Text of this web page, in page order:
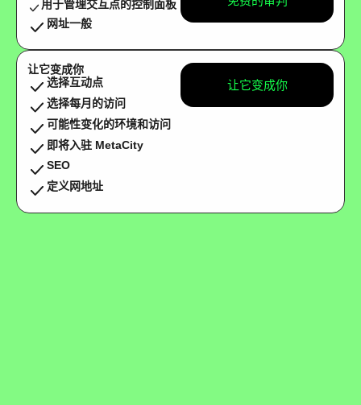
用于管理交互点的控制面板
网址一般
让它变成你
选择互动点
选择每月的访问
可能性变化的环境和访问
即将入驻 MetaCity
SEO
定义网地址
让它变成你